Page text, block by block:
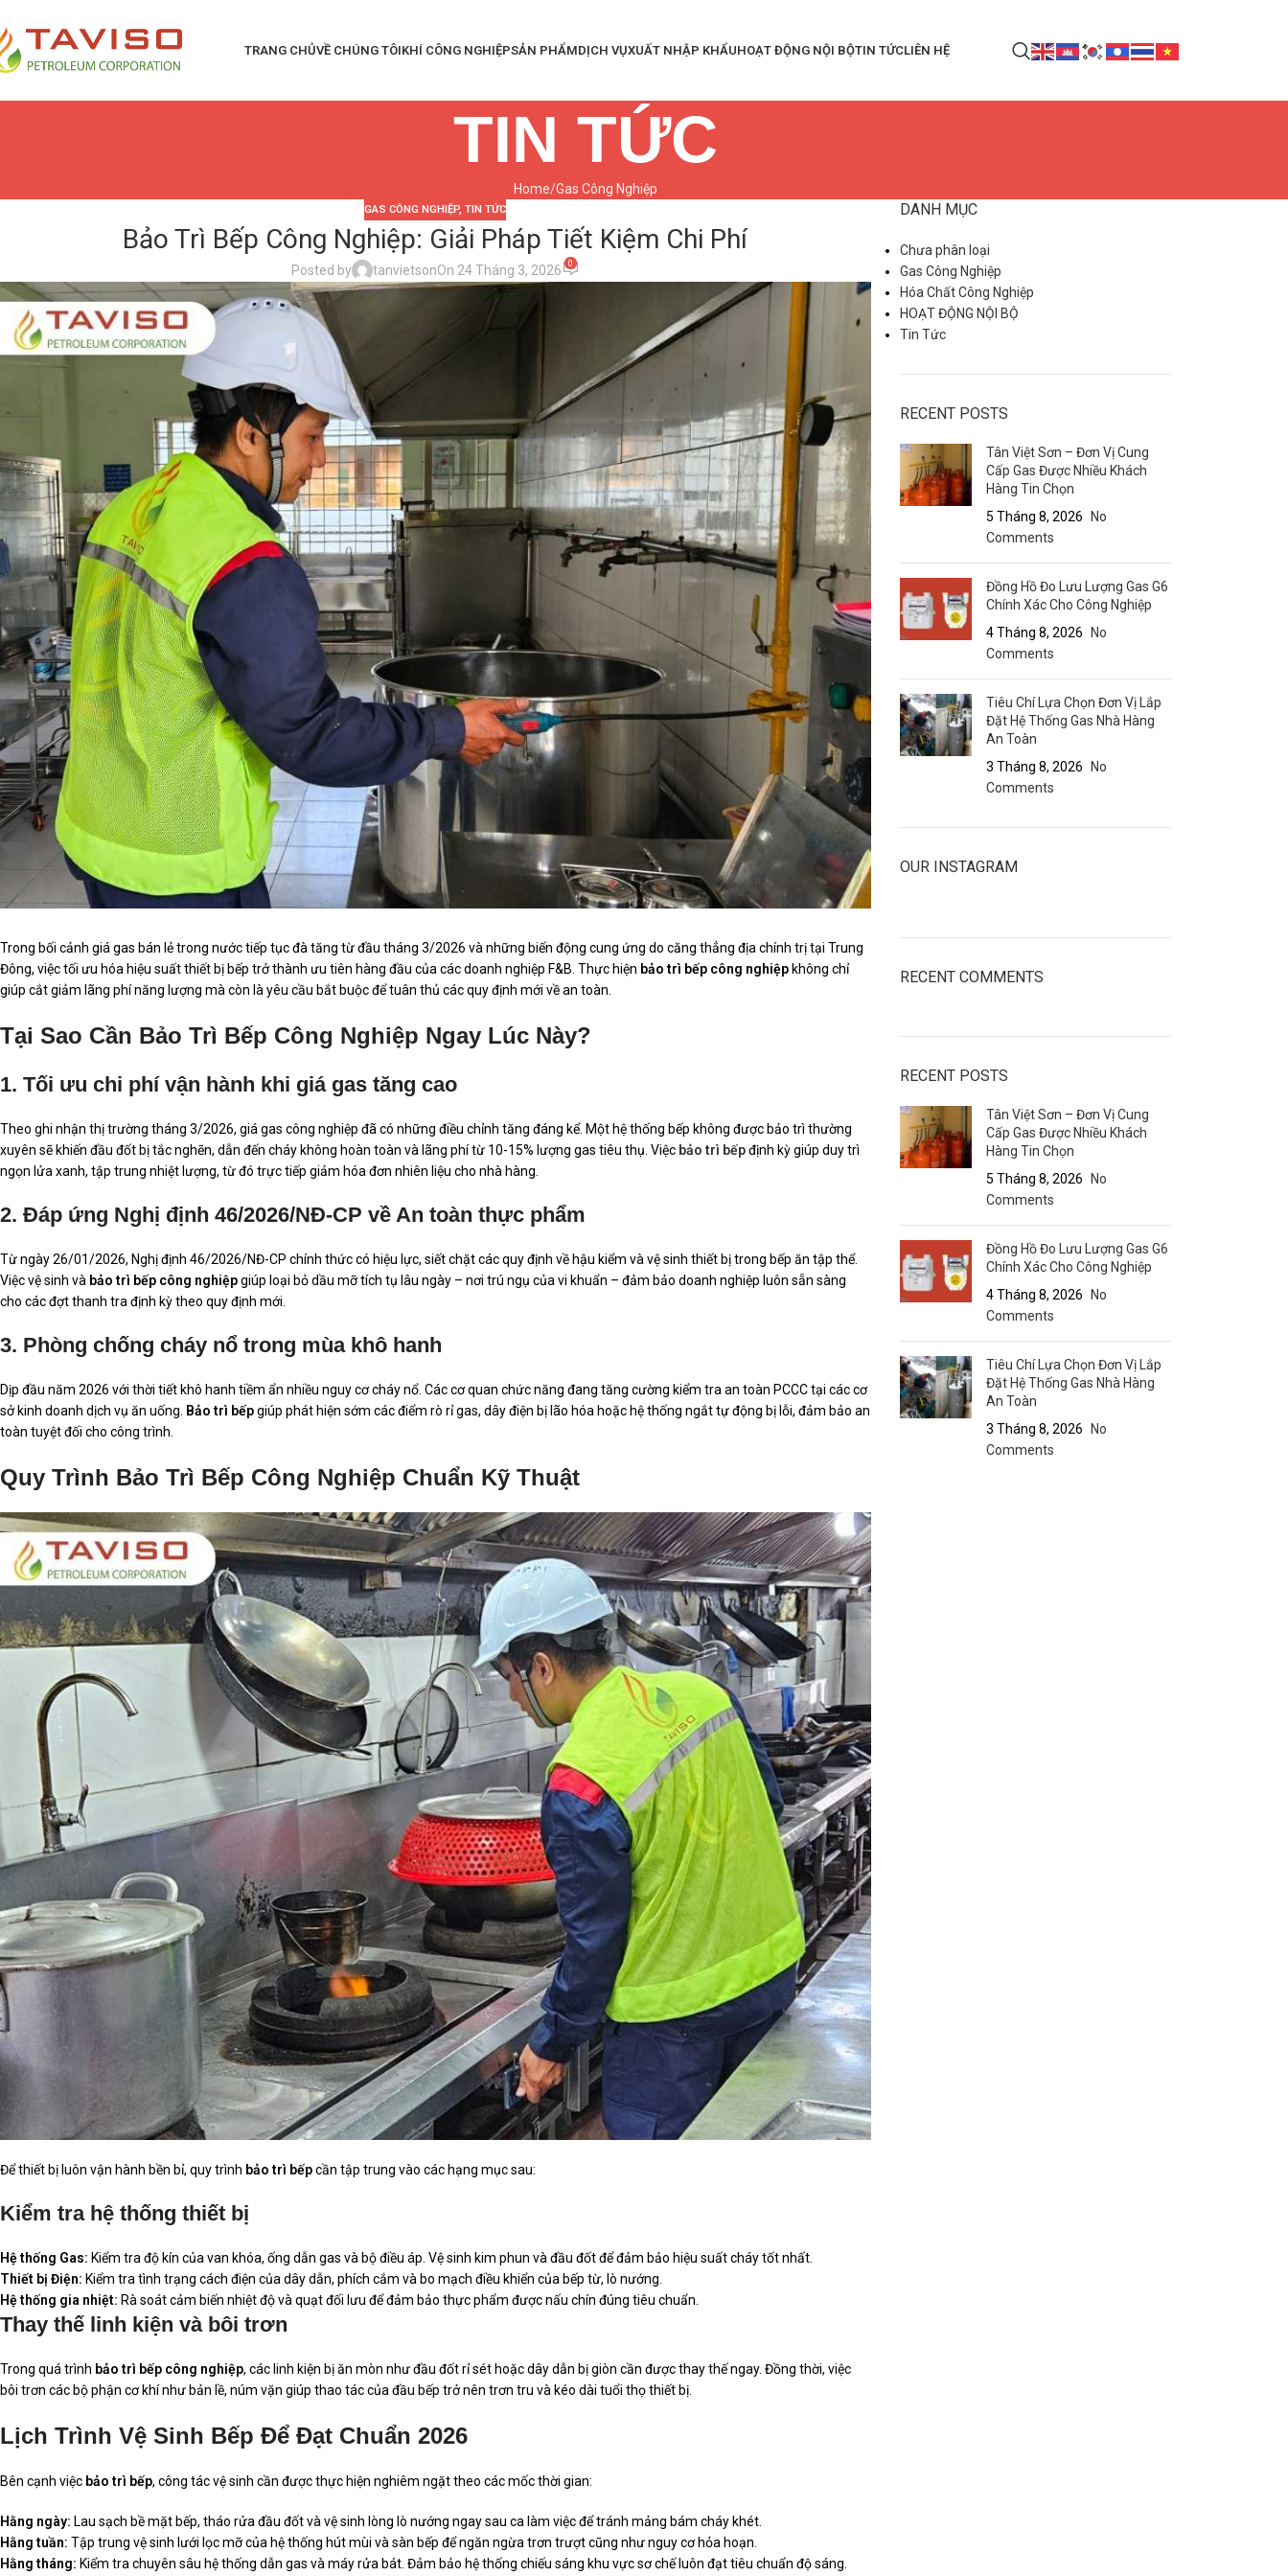
TRANG CHỦVỀ CHÚNG TÔIKHÍ CÔNG NGHIỆPSẢN PHẨMDỊCH VỤXUẤT NHẬP KHẨUHOẠT ĐỘNG NỘI BỘTIN TỨCLIÊN HỆ
TIN TỨC
Home Gas Công Nghiệp
GAS CÔNG NGHIỆP,TIN TỨC
Bảo Trì Bếp Công Nghiệp: Giải Pháp Tiết Kiệm Chi Phí
Posted by tanvietsonOn 24 Tháng 3, 2026 0
Trong bối cảnh giá gas bán lẻ trong nước tiếp tục đà tăng từ đầu tháng 3/2026 và những biến động cung ứng do căng thẳng địa chính trị tại Trung
Đông, việc tối ưu hóa hiệu suất thiết bị bếp trở thành ưu tiên hàng đầu của các doanh nghiệp F&B. Thực hiện bảo trì bếp công nghiệp không chỉ
giúp cắt giảm lãng phí năng lượng mà còn là yêu cầu bắt buộc để tuân thủ các quy định mới về an toàn.
Tại Sao Cần Bảo Trì Bếp Công Nghiệp Ngay Lúc Này?
1. Tối ưu chi phí vận hành khi giá gas tăng cao
Theo ghi nhận thị trường tháng 3/2026, giá gas công nghiệp đã có những điều chỉnh tăng đáng kể. Một hệ thống bếp không được bảo trì thường
xuyên sẽ khiến đầu đốt bị tắc nghẽn, dẫn đến cháy không hoàn toàn và lãng phí từ 10-15% lượng gas tiêu thụ. Việc bảo trì bếpđịnh kỳ giúp duy trì
ngọn lửa xanh, tập trung nhiệt lượng, từ đó trực tiếp giảm hóa đơn nhiên liệu cho nhà hàng.
2. Đáp ứng Nghị định 46/2026/NĐ-CP về An toàn thực phẩm
Từ ngày 26/01/2026, Nghị định 46/2026/NĐ-CP chính thức có hiệu lực, siết chặt các quy định về hậu kiểm và vệ sinh thiết bị trong bếp ăn tập thể.
Việc vệ sinh và bảo trì bếp công nghiệpgiúp loại bỏ dầu mỡ tích tụ lâu ngày – nơi trú ngụ của vi khuẩn – đảm bảo doanh nghiệp luôn sẵn sàng
cho các đợt thanh tra định kỳ theo quy định mới.
3. Phòng chống cháy nổ trong mùa khô hanh
Dịp đầu năm 2026 với thời tiết khô hanh tiềm ẩn nhiều nguy cơ cháy nổ. Các cơ quan chức năng đang tăng cường kiểm tra an toàn PCCC tại các cơ
sở kinh doanh dịch vụ ăn uống. Bảo trì bếpgiúp phát hiện sớm các điểm rò rỉ gas, dây điện bị lão hóa hoặc hệ thống ngắt tự động bị lỗi, đảm bảo an
toàn tuyệt đối cho công trình.
Quy Trình Bảo Trì Bếp Công Nghiệp Chuẩn Kỹ Thuật
Để thiết bị luôn vận hành bền bỉ, quy trình bảo trì bếpcần tập trung vào các hạng mục sau:
Kiểm tra hệ thống thiết bị
Hệ thống Gas: Kiểm tra độ kín của van khóa, ống dẫn gas và bộ điều áp. Vệ sinh kim phun và đầu đốt để đảm bảo hiệu suất cháy tốt nhất.
Thiết bị Điện: Kiểm tra tình trạng cách điện của dây dẫn, phích cắm và bo mạch điều khiển của bếp từ, lò nướng.
Hệ thống gia nhiệt: Rà soát cảm biến nhiệt độ và quạt đối lưu để đảm bảo thực phẩm được nấu chín đúng tiêu chuẩn.
Thay thế linh kiện và bôi trơn
Trong quá trình bảo trì bếp công nghiệp, các linh kiện bị ăn mòn như đầu đốt rỉ sét hoặc dây dẫn bị giòn cần được thay thế ngay. Đồng thời, việc
bôi trơn các bộ phận cơ khí như bản lề, núm vặn giúp thao tác của đầu bếp trở nên trơn tru và kéo dài tuổi thọ thiết bị.
Lịch Trình Vệ Sinh Bếp Để Đạt Chuẩn 2026
Bên cạnh việc bảo trì bếp, công tác vệ sinh cần được thực hiện nghiêm ngặt theo các mốc thời gian:
Hằng ngày: Lau sạch bề mặt bếp, tháo rửa đầu đốt và vệ sinh lòng lò nướng ngay sau ca làm việc để tránh mảng bám cháy khét.
Hằng tuần: Tập trung vệ sinh lưới lọc mỡ của hệ thống hút mùi và sàn bếp để ngăn ngừa trơn trượt cũng như nguy cơ hỏa hoạn.
Hằng tháng: Kiểm tra chuyên sâu hệ thống dẫn gas và máy rửa bát. Đảm bảo hệ thống chiếu sáng khu vực sơ chế luôn đạt tiêu chuẩn độ sáng.
DANH MỤC
Chưa phân loại
Gas Công Nghiệp
Hóa Chất Công Nghiệp
HOẠT ĐỘNG NỘI BỘ
Tin Tức
RECENT POSTS
Tân Việt Sơn – Đơn Vị Cung
Cấp Gas Được Nhiều Khách
Hàng Tin Chọn
5 Tháng 8, 2026
No
Comments
Đồng Hồ Đo Lưu Lượng Gas G6
Chính Xác Cho Công Nghiệp
4 Tháng 8, 2026
No
Comments
Tiêu Chí Lựa Chọn Đơn Vị Lắp
Đặt Hệ Thống Gas Nhà Hàng
An Toàn
3 Tháng 8, 2026
No
Comments
OUR INSTAGRAM
RECENT COMMENTS
RECENT POSTS
Tân Việt Sơn – Đơn Vị Cung
Cấp Gas Được Nhiều Khách
Hàng Tin Chọn
5 Tháng 8, 2026
No
Comments
Đồng Hồ Đo Lưu Lượng Gas G6
Chính Xác Cho Công Nghiệp
4 Tháng 8, 2026
No
Comments
Tiêu Chí Lựa Chọn Đơn Vị Lắp
Đặt Hệ Thống Gas Nhà Hàng
An Toàn
3 Tháng 8, 2026
No
Comments